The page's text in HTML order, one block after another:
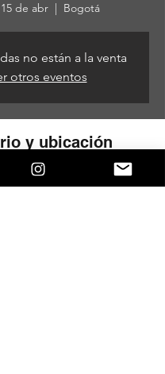
de abr
  |
Bogotá
no están a la venta
otros eventos
y ubicación
3:00 p. m. – 16 de abr
2023, 5:00 a. m.